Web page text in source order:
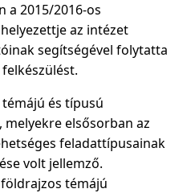
a 2015/2016-os
az intézet
segítségével folytatta
és típusú
elsősorban az
feladattípusainak
volt jellemző.
témájú